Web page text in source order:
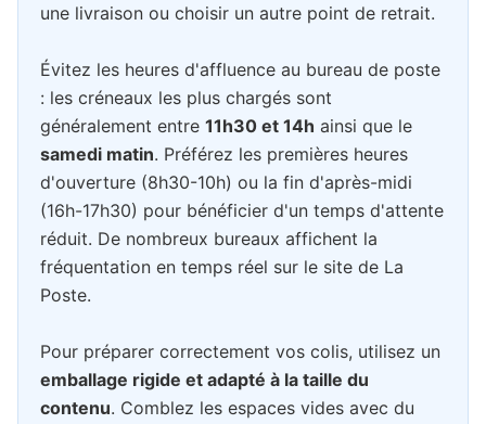
une livraison ou choisir un autre point de retrait.
Évitez les heures d'affluence au bureau de poste
: les créneaux les plus chargés sont
généralement entre 11h30 et 14h ainsi que le
samedi matin. Préférez les premières heures
d'ouverture (8h30-10h) ou la fin d'après-midi
(16h-17h30) pour bénéficier d'un temps d'attente
réduit. De nombreux bureaux affichent la
fréquentation en temps réel sur le site de La
Poste.
Pour préparer correctement vos colis, utilisez un
emballage rigide et adapté à la taille du
contenu. Comblez les espaces vides avec du